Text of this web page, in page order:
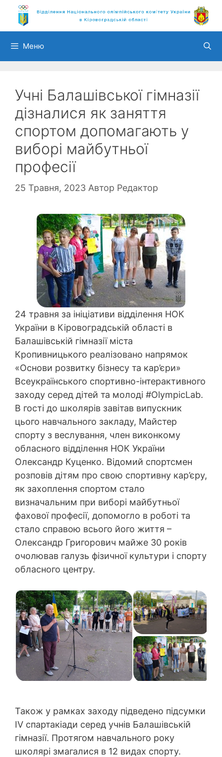
Перейти
вмісту
Меню
Учні Балашівської гімназії
дізналися як заняття
спортом допомагають у
виборі майбутньої
професії
25 Травня, 2023 Автор Редактор
24 травня за ініціативи відділення НОК
України в Кіровоградській області в
Балашівській гімназії міста
Кропивницького реалізовано напрямок
«Основи розвитку бізнесу та кар’єри»
Всеукраїнського спортивно-інтерактивного
заходу серед дітей та молоді #OlympicLab.
В гості до школярів завітав випускник
цього навчального закладу, Майстер
спорту з веслування, член виконкому
обласного відділення НОК України
Олександр Куценко. Відомий спортсмен
розповів дітям про свою спортивну кар’єру,
як захоплення спортом стало
визначальним при виборі майбутньої
фахової професії, допомогло в роботі та
стало справою всього його життя –
Олександр Григорович майже 30 років
очолював галузь фізичної культури і спорту
обласного центру.
Також у рамках заходу підведено підсумки
IV спартакіади серед учнів Балашівській
гімназії. Протягом навчального року
школярі змагалися в 12 видах спорту.